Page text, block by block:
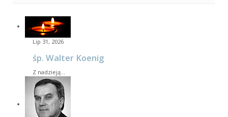
Lip 31, 2026
śp. Walter Koenig
Z nadzieją…